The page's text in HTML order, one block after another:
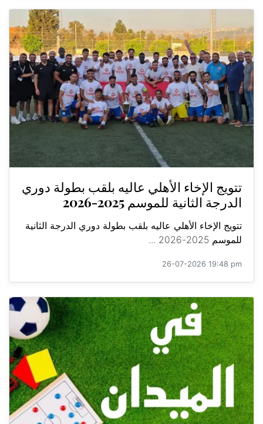
تتويج الإخاء الأهلي عاليه بلقب بطولة دوري
الدرجة الثانية للموسم 2025-2026
تتويج الإخاء الأهلي عاليه بلقب بطولة دوري الدرجة الثانية
للموسم 2025-2026 ...
26-07-2026 19:48 pm